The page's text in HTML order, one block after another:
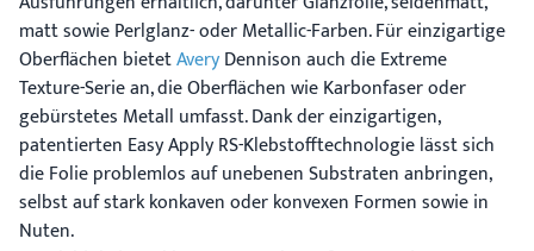
matt sowie Perlglanz- oder Metallic-Farben. Für einzigartige
Oberflächen bietetAveryDennison auch die Extreme
Texture-Serie an, die Oberflächen wie Karbonfaser oder
gebürstetes Metall umfasst. Dank der einzigartigen,
patentierten Easy Apply RS-Klebstofftechnologie lässt sich
die Folie problemlos auf unebenen Substraten anbringen,
selbst auf stark konkaven oder konvexen Formen sowie in
Nuten.